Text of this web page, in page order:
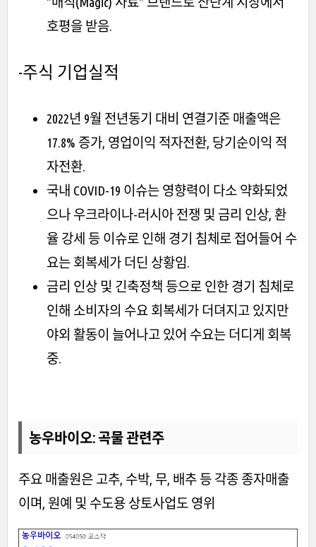
호평을 받음.
-주식 기업실적
2022년 9월 전년동기 대비 연결기준 매출액은
17.8% 증가, 영업이익 적자전환, 당기순이익 적
자전환.
국내 COVID-19 이슈는 영향력이 다소 약화되었
으나 우크라이나-러시아 전쟁 및 금리 인상, 환
율 강세 등 이슈로 인해 경기 침체로 접어들어 수
요는 회복세가 더딘 상황임.
금리 인상 및 긴축정책 등으로 인한 경기 침체로
인해 소비자의 수요 회복세가 더뎌지고 있지만
야외 활동이 늘어나고 있어 수요는 더디게 회복
중.
농우바이오: 곡물 관련주
주요 매출원은 고추, 수박, 무, 배추 등 각종 종자매출
이며, 원예 및 수도용 상토사업도 영위